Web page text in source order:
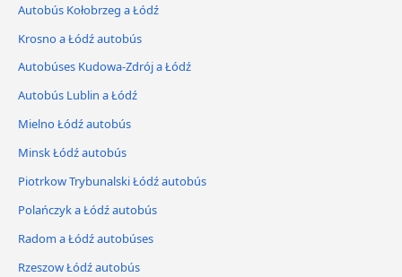
Autobús Kołobrzeg a Łódź
Krosno a Łódź autobús
Autobúses Kudowa-Zdrój a Łódź
Autobús Lublin a Łódź
Mielno Łódź autobús
Minsk Łódź autobús
Piotrkow Trybunalski Łódź autobús
Polańczyk a Łódź autobús
Radom a Łódź autobúses
Rzeszow Łódź autobús